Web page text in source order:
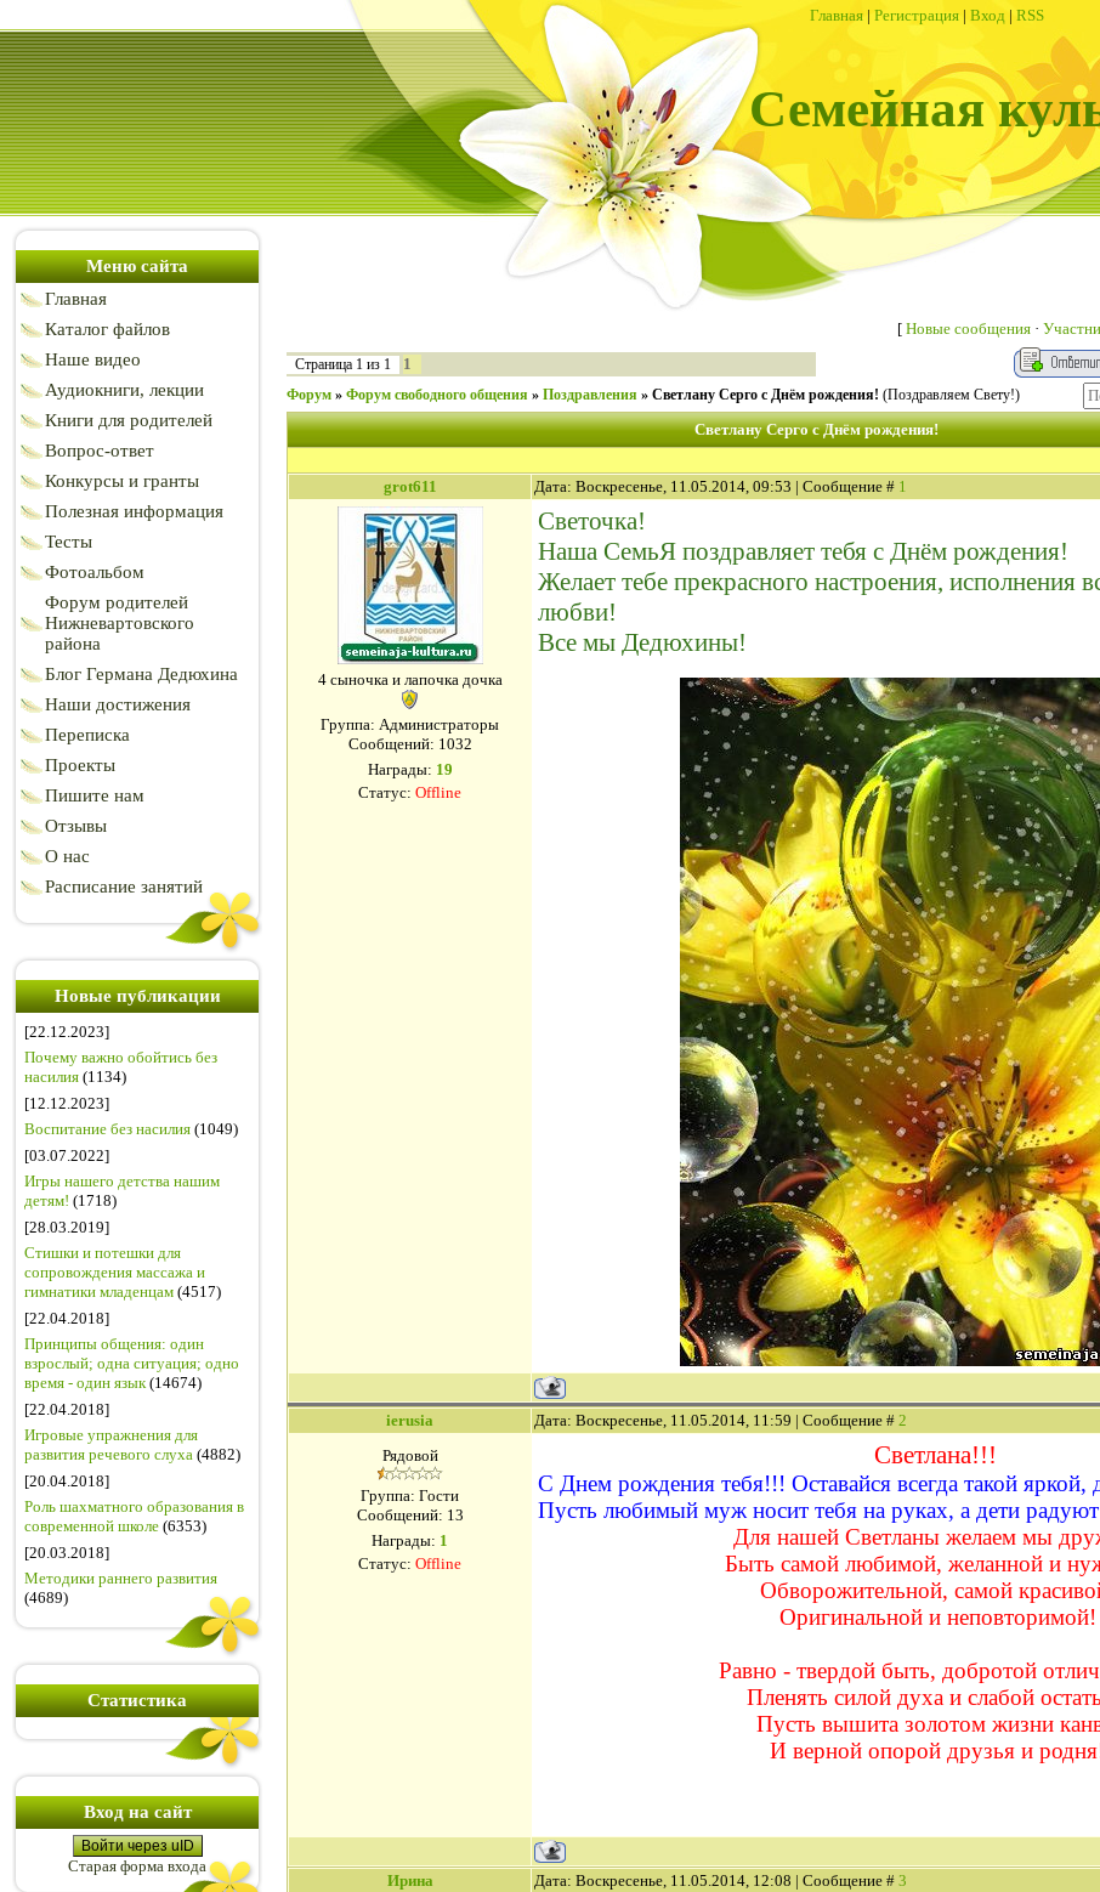
Главная | Регистрация | Вход | RSS
Семейная
Меню сайта
Главная
Каталог файлов
Наше видео
Аудиокниги, лекции
Книги для родителей
Вопрос-ответ
Конкурсы и гранты
Полезная информация
Тесты
Фотоальбом
Форум родителей
Нижневартовского
района
Блог Германа Дедюхина
Наши достижения
Переписка
Проекты
Пишите нам
Отзывы
О нас
Расписание занятий
Новые публикации
[22.12.2023]
Почему важно обойтись без
насилия (1134)
[12.12.2023]
Воспитание без насилия (1049)
[03.07.2022]
Игры нашего детства нашим
детям! (1718)
[28.03.2019]
Стишки и потешки для
сопровождения массажа и
гимнатики младенцам (4517)
[22.04.2018]
Принципы общения: один
взрослый; одна ситуация; одно
время - один язык(14674)
[22.04.2018]
Игровые упражнения для
развития речевого слуха (4882)
[20.04.2018]
Роль шахматного образования в
современной школе (6353)
[20.03.2018]
Методики раннего развития
(4689)
Статистика
Вход на сайт
Войти через uID
Старая форма входа
[ Новые сообщения ·
Страница 1 из 1 1
Форум » Форум свободного общения » Поздравления » Светлану Серго с Днём рождения! (Поздравляем Свету!)
Светлану Серго с Днём рождения!
grot611 Дата: Воскресенье, 11.05.2014, 09:53 | Сообщение # 1
4 сыночка и лапочка дочка
Группа: Администраторы
Сообщений: 1032
Награды: 19
Статус: Offline
Светочка!
Наша СемьЯ поздравляет тебя с Днём рождения!
Желает тебе прекрасного настроения, исполнения
любви!
Все мы Дедюхины!
ierusia Дата: Воскресенье, 11.05.2014, 11:59 | Сообщение # 2
Рядовой
Группа: Гости
Сообщений: 13
Награды: 1
Статус: Offline
Светлана!!!
С Днем рождения тебя!!! Оставайся всегда такой
Пусть любимый муж носит тебя на руках, а дети
Для нашей Светланы желаем мы
Быть самой любимой, желанной и
Обворожительной, самой
Оригинальной и неповторимой!
Равно - твердой быть, добротой
Пленять силой духа и слабой
Пусть вышита золотом жизни
И верной опорой друзья и
Ирина Дата: Воскресенье, 11.05.2014, 12:08 | Сообщение # 3